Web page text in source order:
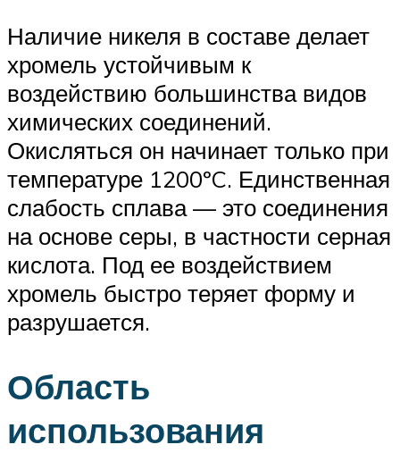
Наличие никеля в составе делает
хромель устойчивым к
воздействию большинства видов
химических соединений.
Окисляться он начинает только при
температуре 1200ºC. Единственная
слабость сплава — это соединения
на основе серы, в частности серная
кислота. Под ее воздействием
хромель быстро теряет форму и
разрушается.
Область
использования